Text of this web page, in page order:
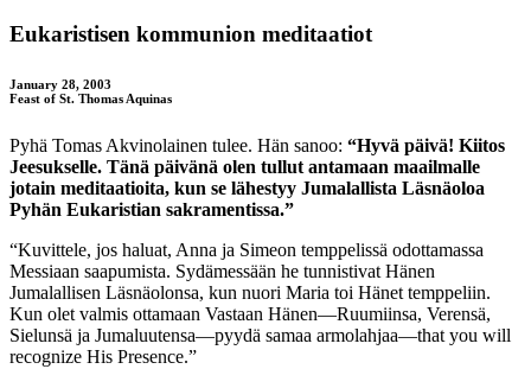
Eukaristisen kommunion meditaatiot
January 28, 2003
Feast of St. Thomas Aquinas
Pyhä Tomas Akvinolainen tulee. Hän sanoo: “Hyvä päivä! Kiitos
Jeesukselle. Tänä päivänä olen tullut antamaan maailmalle
jotain meditaatioita, kun se lähestyy Jumalallista Läsnäoloa
Pyhän Eukaristian sakramentissa.”
“Kuvittele, jos haluat, Anna ja Simeon temppelissä odottamassa
Messiaan saapumista. Sydämessään he tunnistivat Hänen
Jumalallisen Läsnäolonsa, kun nuori Maria toi Hänet temppeliin.
Kun olet valmis ottamaan Vastaan Hänen—Ruumiinsa, Verensä,
Sielunsä ja Jumaluutensa—pyydä samaa armolahjaa—that you will
recognize His Presence.”